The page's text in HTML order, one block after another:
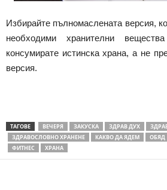
Избирайте пълномаслената версия,
необходими хранителни
консумирате истинска храна, а не
версия.
ТАГОВЕ ВЕЧЕРЯ ЗАКУСКА ЗДРАВ ДУХ
ЗДРАВОСЛОВНО ХРАНЕНЕ
КАКВО ДА ЯДЕМ ОБЯД
ФИТНЕС
ХРАНА